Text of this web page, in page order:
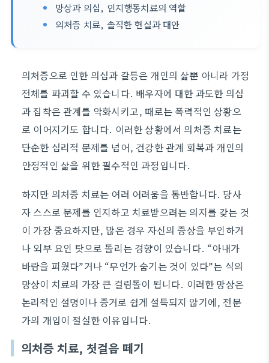
망상과 의심, 인지행동치료의 역할
의처증 치료, 솔직한 현실과 대안
의처증으로 인한 의심과 갈등은 개인의 삶뿐 아니라 가정
전체를 파괴할 수 있습니다. 배우자에 대한 과도한 의심
과 집착은 관계를 악화시키고, 때로는 폭력적인 상황으
로 이어지기도 합니다. 이러한 상황에서 의처증 치료는
단순한 심리적 문제를 넘어, 건강한 관계 회복과 개인의
안정적인 삶을 위한 필수적인 과정입니다.
하지만 의처증 치료는 여러 어려움을 동반합니다. 당사
자 스스로 문제를 인지하고 치료받으려는 의지를 갖는 것
이 가장 중요하지만, 많은 경우 자신의 증상을 부인하거
나 외부 요인 탓으로 돌리는 경향이 있습니다. “아내가
바람을 피웠다”거나 “무언가 숨기는 것이 있다”는 식의
망상이 치료의 가장 큰 걸림돌이 됩니다. 이러한 망상은
논리적인 설명이나 증거로 쉽게 설득되지 않기에, 전문
가의 개입이 절실한 이유입니다.
의처증 치료, 첫걸음 떼기